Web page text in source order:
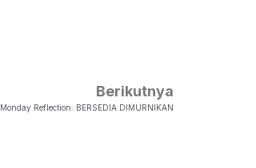
Berikutnya
Monday Reflection: BERSEDIA DIMURNIKAN